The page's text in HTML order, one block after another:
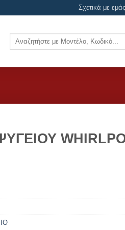
Σχετικά με εμάς
Αναζήτηση